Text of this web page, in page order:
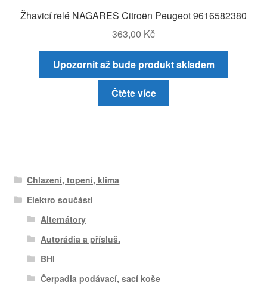
Žhavicí relé NAGARES Citroën Peugeot 9616582380
363,00 Kč
Upozornit až bude produkt skladem
Čtěte více
Chlazení, topení, klima
Elektro součásti
Alternátory
Autorádia a přísluš.
BHI
Čerpadla podávací, sací koše